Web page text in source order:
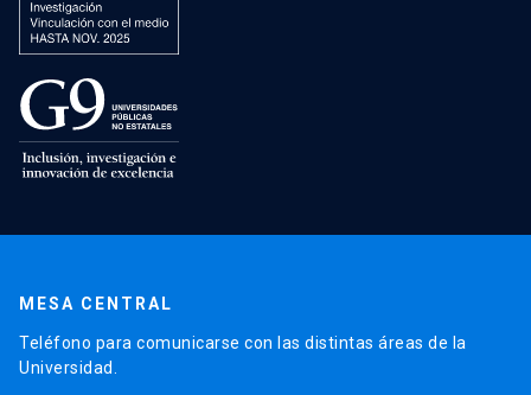
MESA CENTRAL
Teléfono para comunicarse con las distintas áreas de la
Universidad.